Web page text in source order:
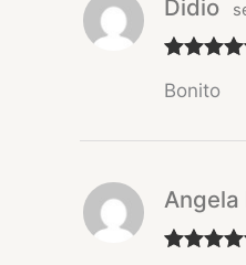
con5de 5
Didio
Bonito
Angela